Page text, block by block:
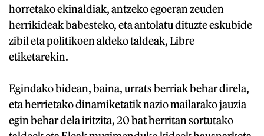
horretako ekinaldiak, antzeko egoeran zeuden
herrikideak babesteko, eta antolatu dituzte eskubide
zibil eta politikoen aldeko taldeak, Libre
etiketarekin.
Egindako bidean, baina, urrats berriak behar direla,
eta herrietako dinamiketatik nazio mailarako jauzia
egin behar dela iritzita, 20 bat herritan sortutako